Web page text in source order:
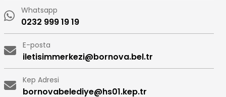
Whatsapp
0232 999 19 19
E-posta
iletisimmerkezi@bornova.bel.tr
Kep Adresi
bornovabelediye@hs01.kep.tr